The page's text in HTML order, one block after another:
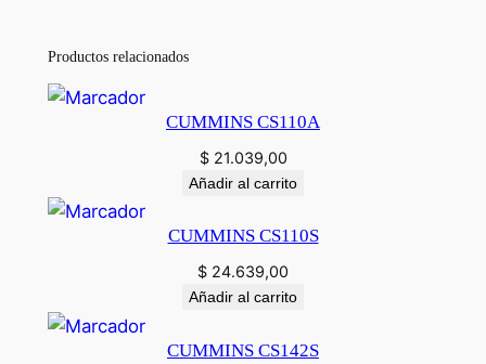
Productos relacionados
CUMMINS CS110A
$21.039,00
Añadir al carrito
CUMMINS CS110S
$ 24.639,00
Añadir al carrito
CUMMINS CS142S